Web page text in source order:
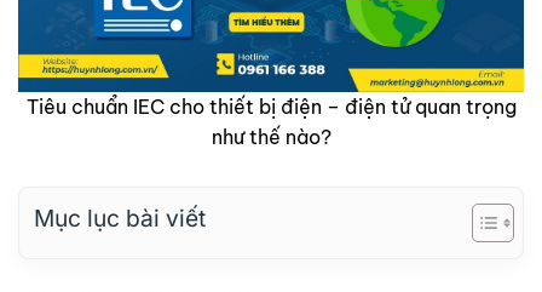
Tiêu chuẩn IEC cho thiết bị điện – điện tử quan trọng
như thế nào?
Mục lục bài viết